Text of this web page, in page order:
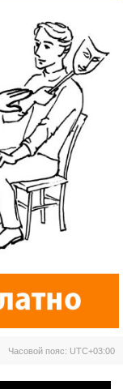
Часовой пояс: UTC+03:00